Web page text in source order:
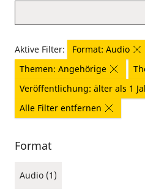
Aktive Filter: Format: Audio
Themen: Angehörige
Veröffentlichung: älter als 1
Alle Filter entfernen
Format
Audio (1)